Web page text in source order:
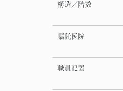
構造／階数
嘱託医院
職員配置